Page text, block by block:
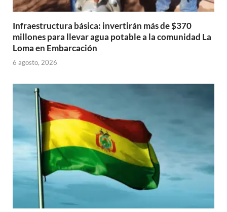
Infraestructura básica: invertirán más de $370
millones para llevar agua potable a la comunidad La
Loma en Embarcación
6 agosto, 2026